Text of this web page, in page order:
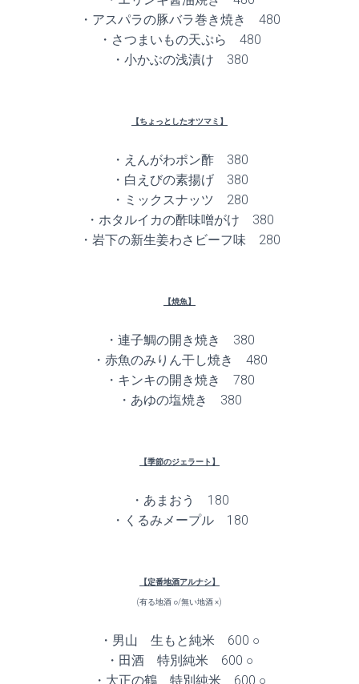
・アスパラの豚バラ巻き焼き 480
・さつまいもの天ぷら 480
・小かぶの浅漬け 380
【ちょっとしたオツマミ】
・えんがわポン酢 380
・白えびの素揚げ 380
・ミックスナッツ 280
・ホタルイカの酢味噌がけ 380
・岩下の新生姜わさビーフ味 280
【焼魚】
・連子鯛の開き焼き 380
・赤魚のみりん干し焼き 480
・キンキの開き焼き 780
・あゆの塩焼き 380
【季節のジェラート】
・あまおう 180
・くるみメープル 180
【定番地酒アルナシ】
(有る地酒 ○/無い地酒 ×)
・男山 生もと純米 600 ○
・田酒 特別純米 600 ○
・大正の鶴 特別純米 600 ○